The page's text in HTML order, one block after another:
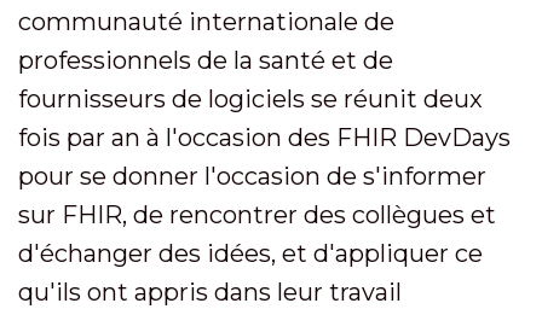
communauté internationale de
professionnels de la santé et de
fournisseurs de logiciels se réunit deux
fois par an à l'occasion des FHIR DevDays
pour se donner l'occasion de s'informer
sur FHIR, de rencontrer des collègues et
d'échanger des idées, et d'appliquer ce
qu'ils ont appris dans leur travail